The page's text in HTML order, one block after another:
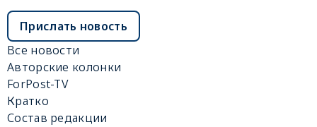
Прислать новость
Все новости
Авторские колонки
ForPost-TV
Кратко
Состав редакции